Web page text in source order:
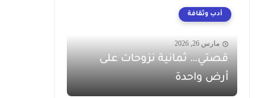
أدب وثقافة
مارس 26, 2026
قصتي… ثمانية نزوحات على
أرض واحدة